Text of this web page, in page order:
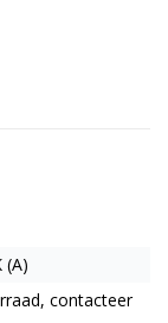
(A)
contacteer